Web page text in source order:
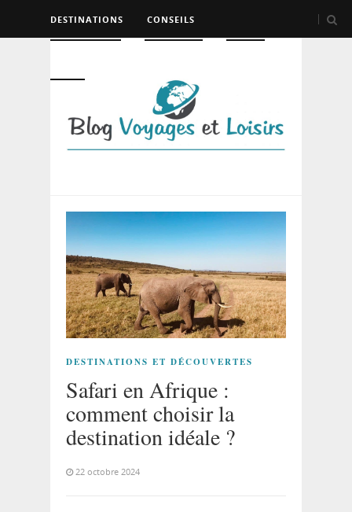
DESTINATIONS CONSEILS
DESTINATIONS ET DÉCOUVERTES
Safari en Afrique :
comment choisir la
destination idéale ?
22 octobre 2024